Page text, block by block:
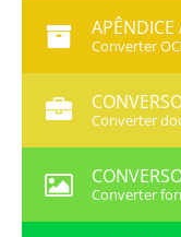
Converter
Converter
Converter